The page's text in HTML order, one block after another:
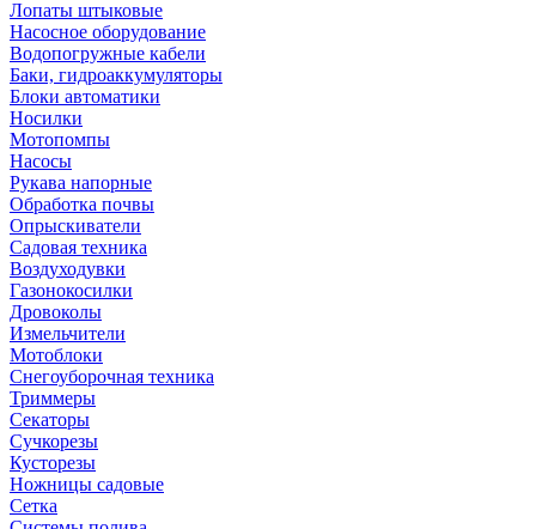
Лопаты штыковые
Насосное оборудование
Водопогружные кабели
Баки, гидроаккумуляторы
Блоки автоматики
Носилки
Мотопомпы
Насосы
Рукава напорные
Обработка почвы
Опрыскиватели
Садовая техника
Воздуходувки
Газонокосилки
Дровоколы
Измельчители
Мотоблоки
Снегоуборочная техника
Триммеры
Секаторы
Сучкорезы
Кусторезы
Ножницы садовые
Сетка